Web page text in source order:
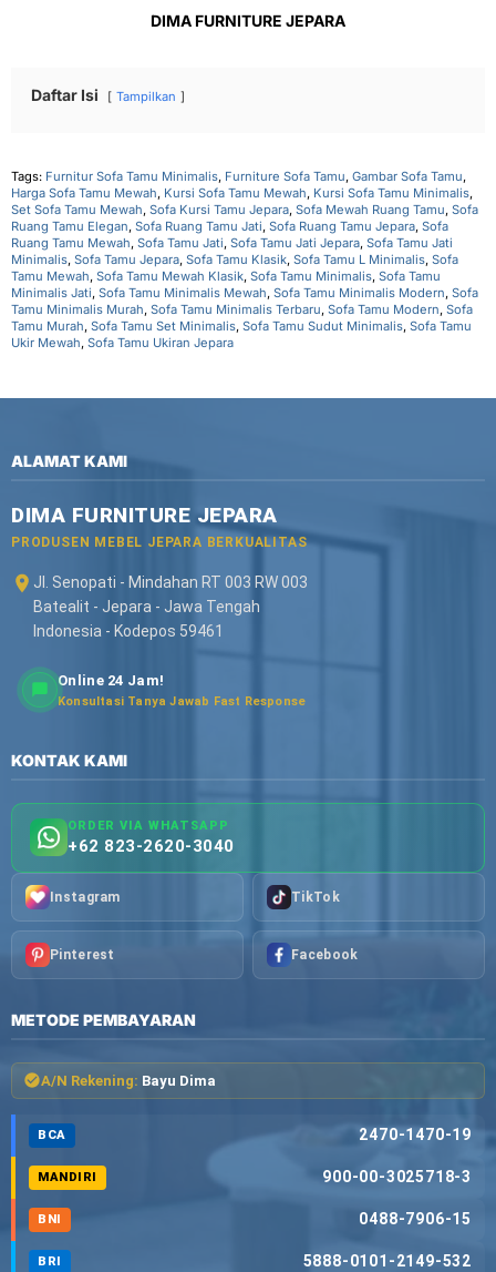
DIMA FURNITURE JEPARA
Daftar Isi Tampilkan
Tags: Furnitur Sofa Tamu Minimalis, Furniture Sofa Tamu, Gambar Sofa Tamu,
Harga Sofa Tamu Mewah, Kursi Sofa Tamu Mewah, Kursi Sofa Tamu Minimalis,
Set Sofa Tamu Mewah, Sofa Kursi Tamu Jepara, Sofa Mewah Ruang Tamu, Sofa
Ruang Tamu Elegan, Sofa Ruang Tamu Jati, Sofa Ruang Tamu Jepara, Sofa
Ruang Tamu Mewah, Sofa Tamu Jati, Sofa Tamu Jati Jepara, Sofa Tamu Jati
Minimalis, Sofa Tamu Jepara, Sofa Tamu Klasik, Sofa Tamu L Minimalis, Sofa
Tamu Mewah, Sofa Tamu Mewah Klasik, Sofa Tamu Minimalis, Sofa Tamu
Minimalis Jati, Sofa Tamu Minimalis Mewah, Sofa Tamu Minimalis Modern, Sofa
Tamu Minimalis Murah, Sofa Tamu Minimalis Terbaru, Sofa Tamu Modern, Sofa
Tamu Murah, Sofa Tamu Set Minimalis, Sofa Tamu Sudut Minimalis, Sofa Tamu
Ukir Mewah, Sofa Tamu Ukiran Jepara
ALAMAT KAMI
DIMA FURNITURE JEPARA
PRODUSEN MEBEL JEPARA BERKUALITAS
Jl. Senopati - Mindahan RT 003 RW 003
Batealit - Jepara - Jawa Tengah
Indonesia - Kodepos 59461
Online 24 Jam!
Konsultasi Tanya Jawab Fast Response
KONTAK KAMI
ORDER VIA WHATSAPP
+62 823-2620-3040
Instagram TikTok
Pinterest Facebook
METODE PEMBAYARAN
A/N Rekening: Bayu Dima
BCA 2470-1470-19
MANDIRI 900-00-3025718-3
BNI 0488-7906-15
BRI 5888-0101-2149-532